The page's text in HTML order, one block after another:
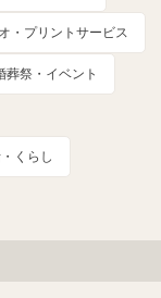
・プリントサービス
葬祭・イベント
くらし